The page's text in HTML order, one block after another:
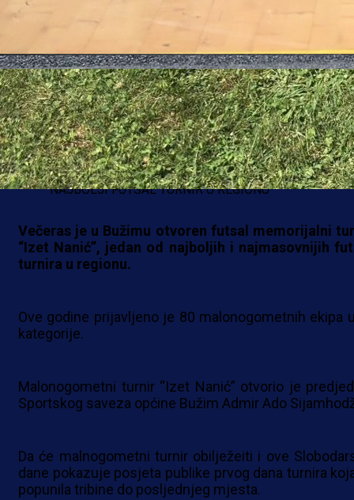
NAJBOLJI FUTSAL TURNIR U REGIONU
Večeras je u Bužimu otvoren futsal memorijalni
“Izet Nanić”, jedan od najboljih i najmasovnijih
turnira u regionu.
Ove godine prijavljeno je 80 malonogometnih ekipa
kategorije.
Malonogometni turnir “Izet Nanić” otvorio je
Sportskog saveza općine Bužim Admir Ado
Da će malnogometni turnir obilježeiti i ove
dane pokazuje posjeta publike prvog dana turnira
popunila tribine do posljednjeg mjesta.